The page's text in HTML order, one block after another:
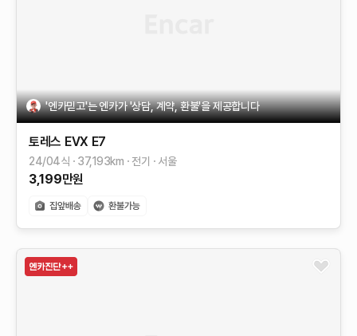
'엔카믿고'는 엔카가 '상담, 계약, 환불'을 제공합니다
토레스 EVX E7
24/04식 37,193km 전기 서울
3,199만원